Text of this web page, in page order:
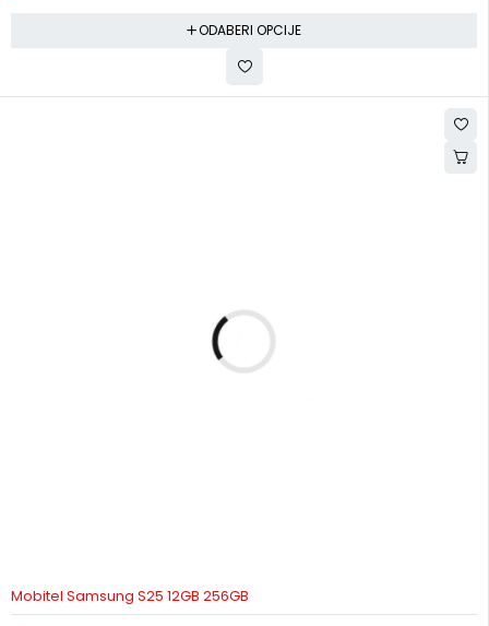
ODABERI OPCIJE
Mobitel Samsung S25 12GB 256GB